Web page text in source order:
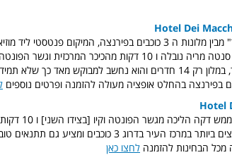
Hotel Dei
מלון מקיאולי זוכה אצלנו "למומלץ ביותר" מבין מלונות ה 3 כוכבים בפירנצה,
העיר, 10 דקות הליכה מתחנת הרכבת סנטה מריה נובלה ו 10 דקות מהכיכר
מקסים, נקי, נח והבעלים ידידותיים מאד, במלון רק 14 חדרים והוא נחשב למבוקש
Hotel
מלון מצויין בסגנון
של פירנצה, המלון נחשב לאחד המומלצים ביותר במרכז העיר בדרוג
הבחינות להזמנה לחצו כאן